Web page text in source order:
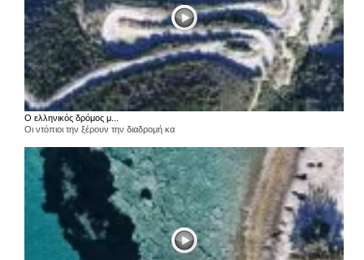
Ο ελληνικός δρόμος μ...
Οι ντόπιοι την ξέρουν την διαδρομή κα